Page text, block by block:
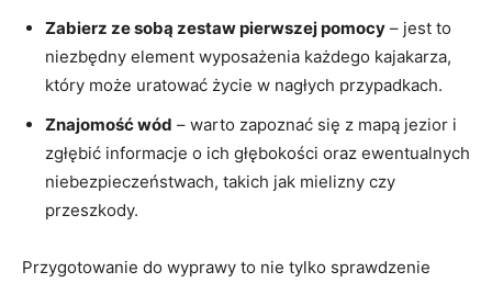
Zabierz ze sobą zestaw pierwszej pomocy – jest to
niezbędny element wyposażenia każdego kajakarza,
który może uratować życie w nagłych przypadkach.
Znajomość wód – warto zapoznać się z mapą jezior i
zgłębić informacje o ich głębokości oraz ewentualnych
niebezpieczeństwach, takich jak mielizny czy
przeszkody.
Przygotowanie do wyprawy to nie tylko sprawdzenie